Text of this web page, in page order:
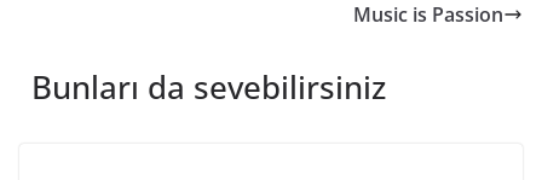
Music is Passion
Bunları da sevebilirsiniz